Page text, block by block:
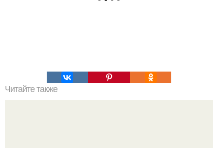
Читайте также